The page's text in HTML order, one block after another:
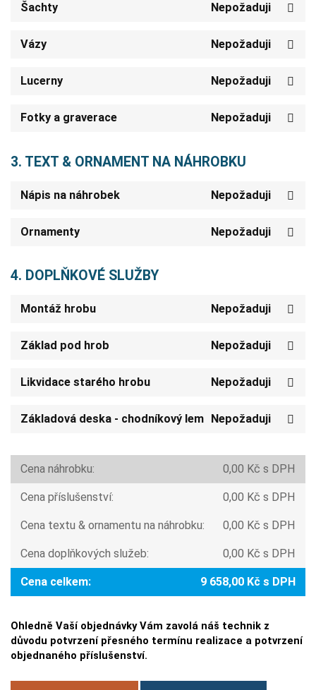
Šachty Nepožaduji
Vázy Nepožaduji
Lucerny Nepožaduji
Fotky a graverace Nepožaduji
3. TEXT & ORNAMENT NA NÁHROBKU
Nápis na náhrobek Nepožaduji
Ornamenty Nepožaduji
4. DOPLŇKOVÉ SLUŽBY
Montáž hrobu Nepožaduji
Základ pod hrob Nepožaduji
Likvidace starého hrobu Nepožaduji
Základová deska - chodníkový lem Nepožaduji
Cena náhrobku: 0,00 Kč s DPH
Cena příslušenství: 0,00 Kč s DPH
Cena textu & ornamentu na náhrobku: 0,00 Kč s DPH
Cena doplňkových služeb: 0,00 Kč s DPH
Cena celkem: 9 658,00 Kč s DPH
Ohledně Vaší objednávky Vám zavolá náš technik z
důvodu potvrzení přesného termínu realizace a potvrzení
objednaného příslušenství.